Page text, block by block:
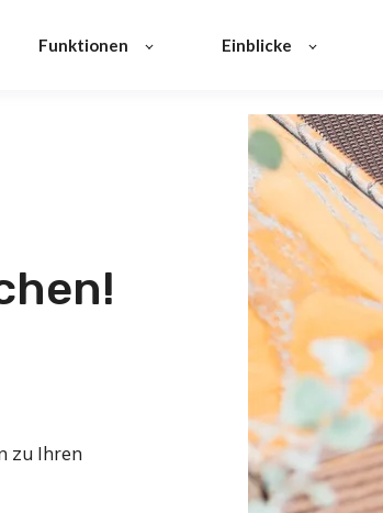
Funktionen Einblicke
zu Ihren